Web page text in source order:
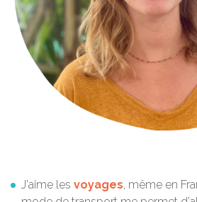
J'aime les voyages , même en